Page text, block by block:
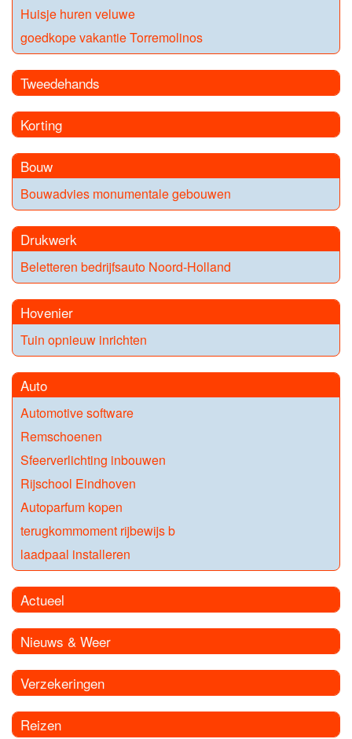
Huisje huren veluwe
goedkope vakantie Torremolinos
Tweedehands
Korting
Bouw
Bouwadvies monumentale gebouwen
Drukwerk
Beletteren bedrijfsauto Noord-Holland
Hovenier
Tuin opnieuw inrichten
Auto
Automotive software
Remschoenen
Sfeerverlichting inbouwen
Rijschool Eindhoven
Autoparfum kopen
terugkommoment rijbewijs b
laadpaal installeren
Actueel
Nieuws & Weer
Verzekeringen
Reizen